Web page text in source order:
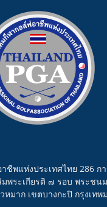
ชีพแห่งประเทศไทย 286 ก
มพระเกียรติ ๗ รอบ พระชน
มาก เขตบางกะปิ กรุงเทพ